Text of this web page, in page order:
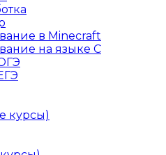
в Minecraft
на языке C
курсы)